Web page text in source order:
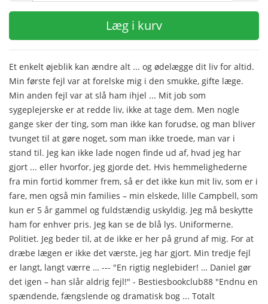
Læg i kurv
Et enkelt øjeblik kan ændre alt ... og ødelægge dit liv for altid.
Min første fejl var at forelske mig i den smukke, gifte læge.
Min anden fejl var at slå ham ihjel ... Mit job som
sygeplejerske er at redde liv, ikke at tage dem. Men nogle
gange sker der ting, som man ikke kan forudse, og man bliver
tvunget til at gøre noget, som man ikke troede, man var i
stand til. Jeg kan ikke lade nogen finde ud af, hvad jeg har
gjort ... eller hvorfor, jeg gjorde det. Hvis hemmelighederne
fra min fortid kommer frem, så er det ikke kun mit liv, som er i
fare, men også min families – min elskede, lille Campbell, som
kun er 5 år gammel og fuldstændig uskyldig. Jeg må beskytte
ham for enhver pris. Jeg kan se de blå lys. Uniformerne.
Politiet. Jeg beder til, at de ikke er her på grund af mig. For at
dræbe lægen er ikke det værste, jeg har gjort. Min tredje fejl
er langt, langt værre … --- "En rigtig neglebider! … Daniel gør
det igen – han slår aldrig fejl!" - Bestiesbookclub88 "Endnu en
spændende, fængslende og dramatisk bog ... Totalt